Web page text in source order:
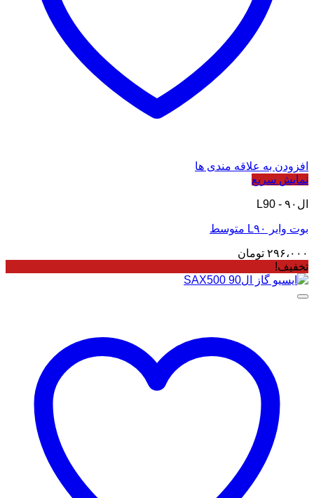
افزودن به علاقه مندی ها
نمایش سریع
ال۹۰ - L90
بوت وایر L۹۰ متوسط
۲۹۶،۰۰۰ تومان
تخفیف!